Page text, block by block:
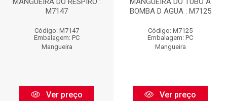
M7147
Código: M7147
Embalagem: PC
Mangueira
Ver preço
BOMBA D AGUA : M7125
Código: M7125
Embalagem: PC
Mangueira
Ver preço